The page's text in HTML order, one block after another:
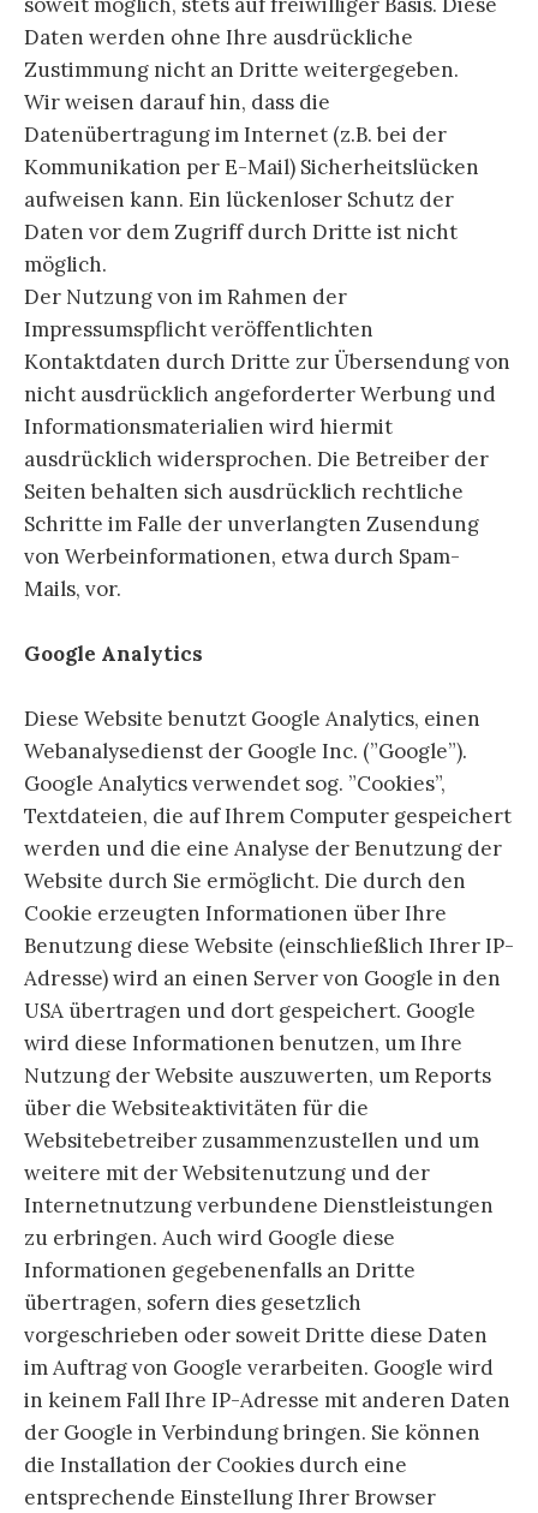
Daten werden ohne Ihre ausdrückliche
Zustimmung nicht an Dritte weitergegeben.
Wir weisen darauf hin, dass die
Datenübertragung im Internet (z.B. bei der
Kommunikation per E-Mail) Sicherheitslücken
aufweisen kann. Ein lückenloser Schutz der
Daten vor dem Zugriff durch Dritte ist nicht
möglich.
Der Nutzung von im Rahmen der
Impressumspflicht veröffentlichten
Kontaktdaten durch Dritte zur Übersendung von
nicht ausdrücklich angeforderter Werbung und
Informationsmaterialien wird hiermit
ausdrücklich widersprochen. Die Betreiber der
Seiten behalten sich ausdrücklich rechtliche
Schritte im Falle der unverlangten Zusendung
von Werbeinformationen, etwa durch Spam-
Mails, vor.
Google Analytics
Diese Website benutzt Google Analytics, einen
Webanalysedienst der Google Inc. (”Google”).
Google Analytics verwendet sog. ”Cookies”,
Textdateien, die auf Ihrem Computer gespeichert
werden und die eine Analyse der Benutzung der
Website durch Sie ermöglicht. Die durch den
Cookie erzeugten Informationen über Ihre
Benutzung diese Website (einschließlich Ihrer IP-
Adresse) wird an einen Server von Google in den
USA übertragen und dort gespeichert. Google
wird diese Informationen benutzen, um Ihre
Nutzung der Website auszuwerten, um Reports
über die Websiteaktivitäten für die
Websitebetreiber zusammenzustellen und um
weitere mit der Websitenutzung und der
Internetnutzung verbundene Dienstleistungen
zu erbringen. Auch wird Google diese
Informationen gegebenenfalls an Dritte
übertragen, sofern dies gesetzlich
vorgeschrieben oder soweit Dritte diese Daten
im Auftrag von Google verarbeiten. Google wird
in keinem Fall Ihre IP-Adresse mit anderen Daten
der Google in Verbindung bringen. Sie können
die Installation der Cookies durch eine
entsprechende Einstellung Ihrer Browser